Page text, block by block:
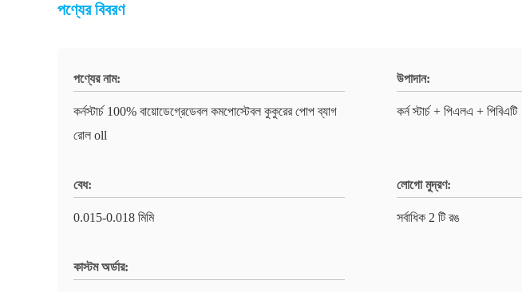
পণ্যের বিবরণ
পণ্যের নাম:
কর্নস্টার্চ 100% বায়োডেগ্রেডেবল কমপোস্টেবল কুকুরের পোপ ব্যাগ
রোল oll
উপাদান:
কর্ন স্টার্চ + পিএলএ + পিবিএটি
বেধ:
0.015-0.018 মিমি
লোগো মুদ্রণ:
সর্বাধিক 2 টি রঙ
কাস্টম অর্ডার: